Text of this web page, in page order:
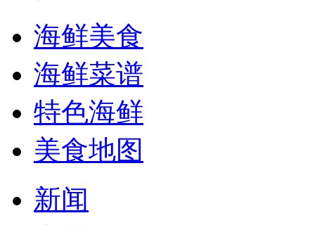
海鲜美食
海鲜菜谱
特色海鲜
美食地图
新闻